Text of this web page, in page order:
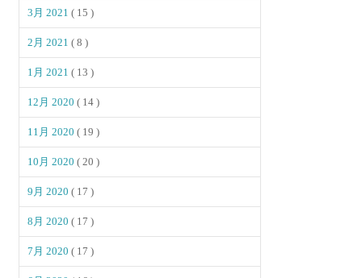
3月 2021( 15 )
2月 2021( 8 )
1月 2021( 13 )
12月 2020( 14 )
11月 2020( 19 )
10月 2020( 20 )
9月 2020( 17 )
8月 2020( 17 )
7月 2020( 17 )